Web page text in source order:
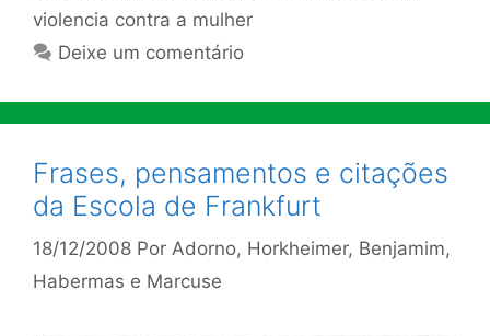
violencia contra a mulher
Deixe um comentário
Frases, pensamentos e citações
da Escola de Frankfurt
18/12/2008 Por Adorno, Horkheimer, Benjamim,
Habermas e Marcuse